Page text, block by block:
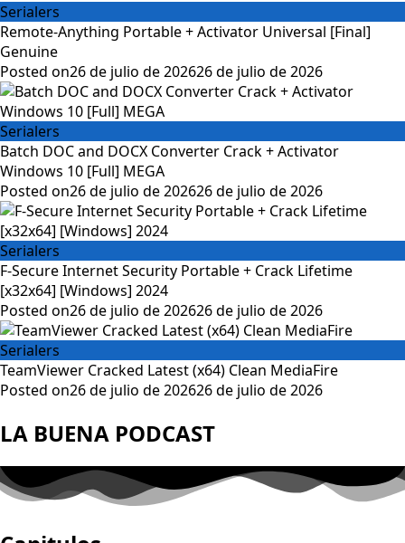
Serialers
Remote-Anything Portable + Activator Universal [Final]
Genuine
Posted on26 de julio de 202626 de julio de 2026
Serialers
Batch DOC and DOCX Converter Crack + Activator
Windows 10 [Full] MEGA
Posted on26 de julio de 202626 de julio de 2026
Serialers
F-Secure Internet Security Portable + Crack Lifetime
[x32x64] [Windows] 2024
Posted on26 de julio de 202626 de julio de 2026
Serialers
TeamViewer Cracked Latest (x64) Clean MediaFire
Posted on26 de julio de 202626 de julio de 2026
LA BUENA PODCAST